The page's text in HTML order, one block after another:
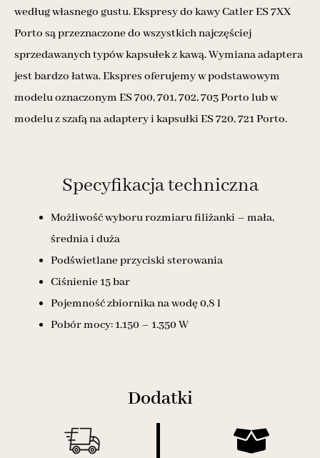
według własnego gustu. Ekspresy do kawy Catler ES 7XX
Porto są przeznaczone do wszystkich najczęściej
sprzedawanych typów kapsułek z kawą. Wymiana adaptera
jest bardzo łatwa. Ekspres oferujemy w podstawowym
modelu oznaczonym ES 700, 701, 702, 703 Porto lub w
modelu z szafą na adaptery i kapsułki ES 720, 721 Porto.
Specyfikacja techniczna
Możliwość wyboru rozmiaru filiżanki – mała,
średnia i duża
Podświetlane przyciski sterowania
Ciśnienie 15 bar
Pojemność zbiornika na wodę 0,8 l
Pobór mocy: 1.150 – 1.350 W
Dodatki